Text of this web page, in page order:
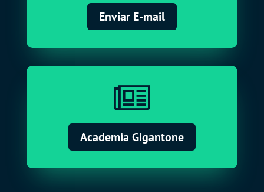
Enviar E-mail

Academia Gigantone